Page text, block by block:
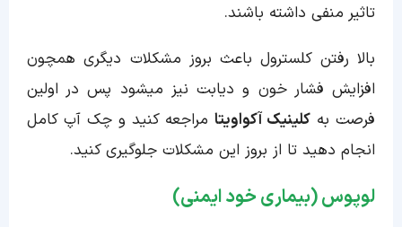
تاثیر منفی داشته باشند.
بالا رفتن کلسترول باعث بروز مشکلات دیگری همچون
افزایش فشار خون و دیابت نیز میشود پس در اولین
فرصت به کلینیک آکواویتا مراجعه کنید و چک آپ کامل
انجام دهید تا از بروز این مشکلات جلوگیری کنید.
لوپوس (بیماری خود ایمنی)